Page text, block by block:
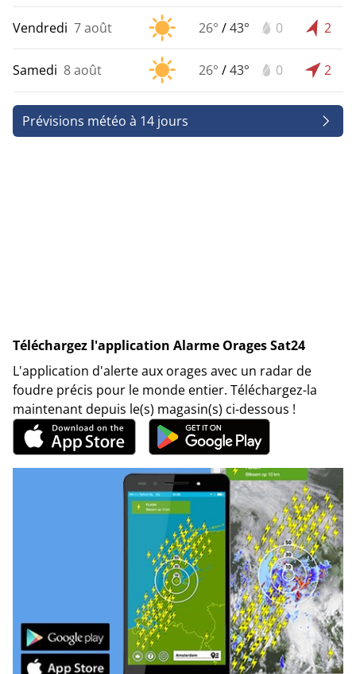
Vendredi 7 août 26° /43° 0 2
Samedi 8 août 26° /43° 0 2
Prévisions météo à 14 jours
Téléchargez l'application Alarme Orages Sat24
L'application d'alerte aux orages avec un radar de
foudre précis pour le monde entier. Téléchargez-la
maintenant depuis le(s) magasin(s) ci-dessous !